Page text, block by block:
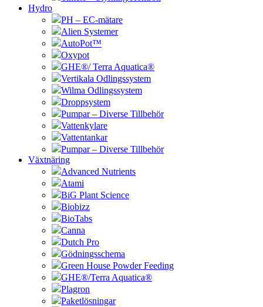
Hydro
PH – EC-mätare
Alien Systemer
AutoPot™
Oxypot
GHE®/ Terra Aquatica®
Vertikala Odlingssystem
Wilma Odlingssystem
Droppsystem
Pumpar – Diverse Tillbehör
Vattenkylare
Vattentankar
Pumpar – Diverse Tillbehör
Växtnäring
Advanced Nutrients
Atami
BiG Plant Science
Biobizz
BioTabs
Canna
Dutch Pro
Gödningsschema
Green House Powder Feeding
GHE®/Terra Aquatica®
Plagron
Paketlösningar